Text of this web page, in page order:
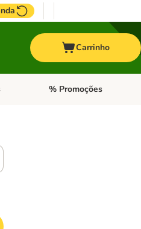
Carrinho
categoria: Outros animais
Abrir menu de categoria:
% Promoções